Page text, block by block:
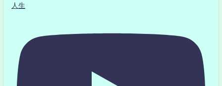
人生